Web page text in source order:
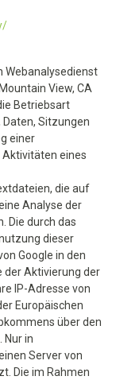
Webanalysedienst
View, CA
Betriebsart
Daten, Sitzungen
einer
Aktivitäten eines
die auf
Analyse der
Die durch das
dieser
Google in den
der Aktivierung der
IP-Adresse von
Europäischen
über den
Nur in
Server von
Die im Rahmen